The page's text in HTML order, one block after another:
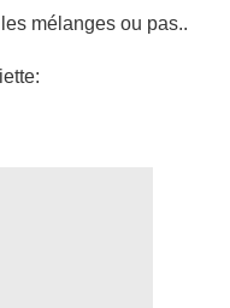
mélanges ou pas..